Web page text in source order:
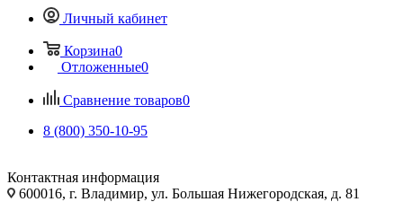
Личный кабинет
Корзина0
Отложенные0
Сравнение товаров0
8 (800) 350-10-95
Контактная информация
600016, г. Владимир, ул. Большая Нижегородская, д. 81